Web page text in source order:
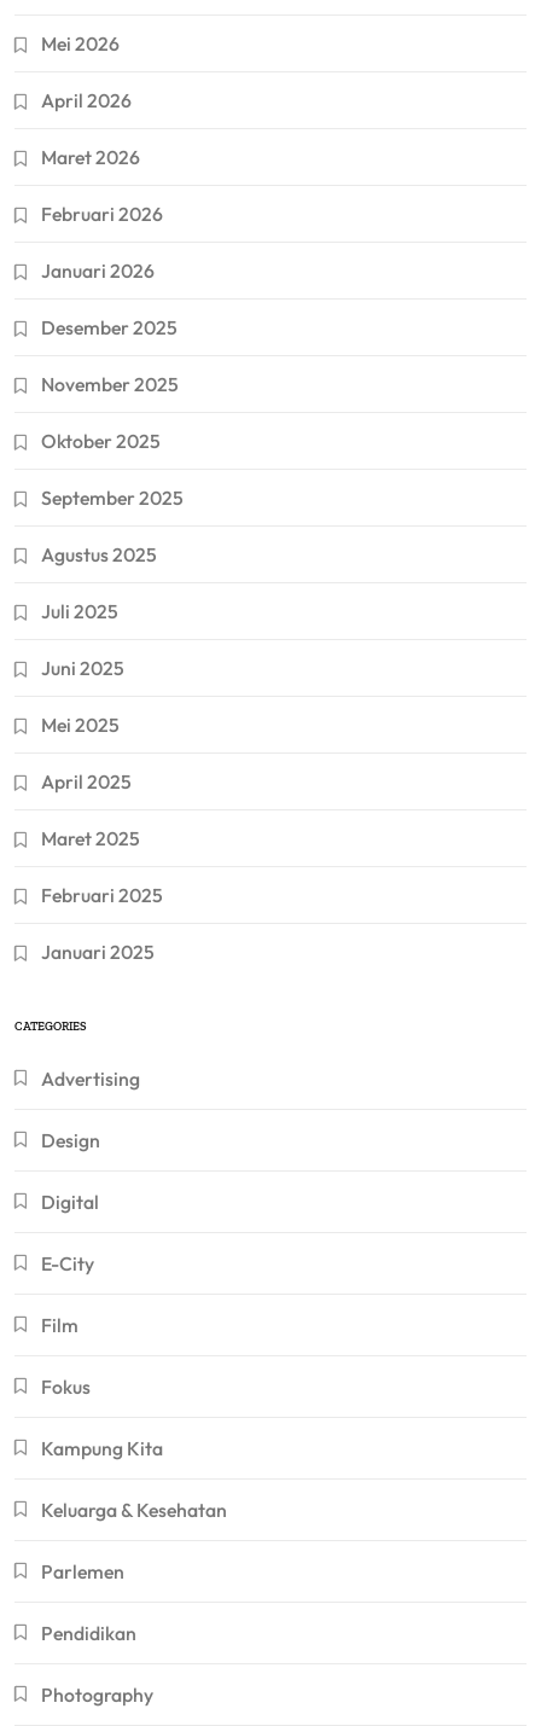
Mei 2026
April 2026
Maret 2026
Februari 2026
Januari 2026
Desember 2025
November 2025
Oktober 2025
September 2025
Agustus 2025
Juli 2025
Juni 2025
Mei 2025
April 2025
Maret 2025
Februari 2025
Januari 2025
CATEGORIES
Advertising
Design
Digital
E-City
Film
Fokus
Kampung Kita
Keluarga & Kesehatan
Parlemen
Pendidikan
Photography